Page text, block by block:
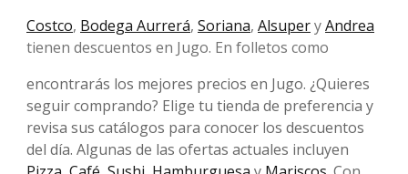
Costco, Bodega Aurrerá, Soriana, AlsuperyAndrea
tienen descuentos en Jugo. En folletos como
encontrarás los mejores precios en Jugo. ¿Quieres
seguir comprando? Elige tu tienda de preferencia y
revisa sus catálogos para conocer los descuentos
del día. Algunas de las ofertas actuales incluyen